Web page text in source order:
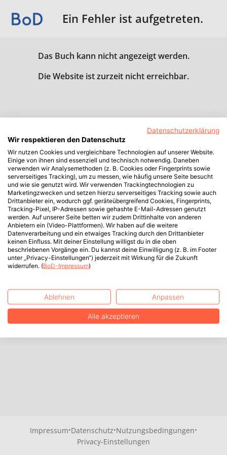
Ein Fehler ist aufgetreten.
Das Buch kann nicht angezeigt werden.
Die Website ist zurzeit nicht erreichbar.
Impressum·Datenschutz·Nutzungsbedingungen·
Privacy-Einstellungen
Datenschutzerklärung
Wir respektieren den Datenschutz
Wir nutzen Cookies und vergleichbare Technologien auf unserer Website.
Einige von ihnen sind essenziell und technisch notwendig. Daneben
verwenden wir Analysemethoden (z. B. Cookies oder Fingerprints sowie
serverseitiges Tracking), um zu messen, wie häufig unsere Seite besucht
und wie sie genutzt wird. Wir verwenden Trackingtechnologien zu
Marketingzwecken und setzen hierzu serverseitiges Tracking sowie auch
Drittanbieter ein, wodurch ggf. geräteübergreifend Cookies, Fingerprints,
Tracking-Pixel, IP-Adressen sowie gehashte E-Mail-Adressen genutzt
werden. Auf unserer Seite betten wir zudem Drittinhalte von anderen
Anbietern ein (Video-Plattformen). Wir haben auf die weitere
Datenverarbeitung und ein etwaiges Tracking durch den Drittanbieter
keinen Einfluss. Mit deiner Einstellung willigst du in die oben
beschriebenen Vorgänge ein. Du kannst deine Einwilligung (z. B. im Footer
unter „Privacy-Einstellungen“) jederzeit mit Wirkung für die Zukunft
widerrufen. (BoD-Impressum)
Ablehnen Anpassen
Alle akzeptieren